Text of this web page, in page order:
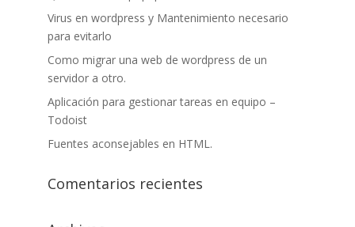
Virus en wordpress y Mantenimiento necesario
para evitarlo
Como migrar una web de wordpress de un
servidor a otro.
Aplicación para gestionar tareas en equipo –
Todoist
Fuentes aconsejables en HTML.
Comentarios recientes